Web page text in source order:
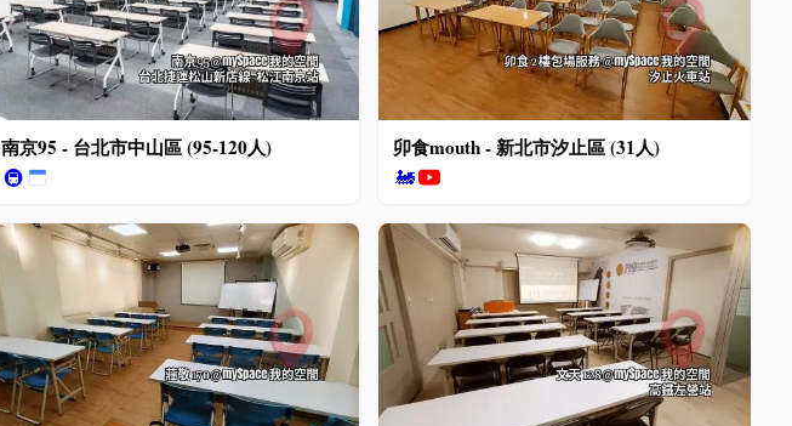
南京95 - 台北市中山區 (95-120人)
🚇
卯食mouth - 新北市汐止區 (31人)
🚂